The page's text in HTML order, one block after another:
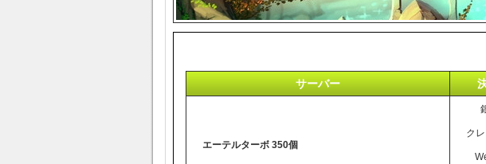
サーバー
エーテルターボ 350個
ク